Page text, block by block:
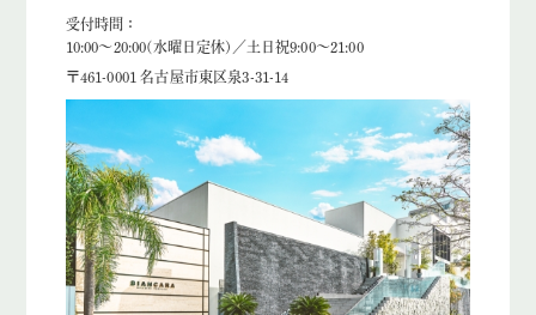
受付時間：
10:00～20:00(水曜日定休)／土日祝9:00～21:00
〒461-0001 名古屋市東区泉3-31-14